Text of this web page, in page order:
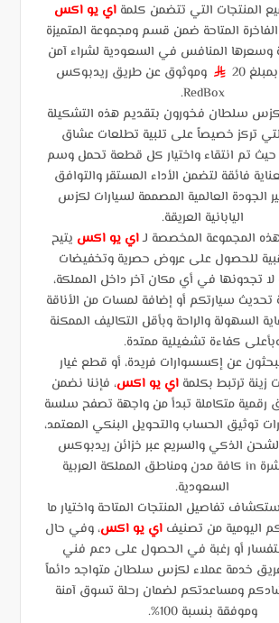
المنتجات التي تتضمن كلمةاي يو اكس
المتاحة ضمن قسم ومجموعة المتميزة
وسعرها المنافس في السعودية لشراء آمن
20
§ وموثوق عن طريق ريدبوكس
RedBox.
سلطان فخورون بتقديم هذه التشكيلة
التي تركز خصيصاً على تلبية تطلعات عشاق
حيث تم انتقاء واختيار كل قطعة تحمل وسم
فائقة لتضمن الأداء المستقر والتوافق
الجودة العالمية المصممة لسيارات لكزس
اليابانية العريقة.
المجموعة المخصصة لـاي يو اكس يتيح
للحصول على عروض حصرية وتخفيضات
لا تجدونها في أي مكان آخر داخل المملكة،
سيارتكم أو إضافة لمسات من الأناقة
السهولة والراحة وبأقل التكاليف الممكنة
كفاءة تشغيلية ممتدة.
عن إكسسوارات فريدة، أو قطع غيار
زينة ترتبط بكلمة اي يو اكس، فإننا نضمن
رقمية متكاملة تبدأ من واجهة تصفح سلسة
توثيق الحساب والتحويل البنكي المعتمد،
الذكي والسريع عبر خزائن ريدبوكس
الذكية المنتشرة in كافة مدن ومناطق المملكة العربية
السعودية.
تفاصيل المنتجات المتاحة واختيار ما
اليومية من تصنيف اي يو اكس، وفي حال
أو رغبة في الحصول على دعم فني
خدمة عملاء لكزس سلطان متواجد دائماً
ومساعدتكم لضمان رحلة تسوق آمنة
وموفقة بنسبة 100%.